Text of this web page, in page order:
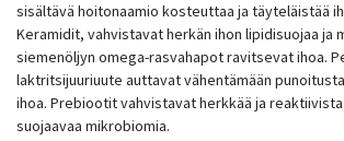
sisältävä hoitonaamio kosteuttaa ja täyteläistää
Keramidit, vahvistavat herkän ihon lipidisuojaa ja
siemenöljyn omega-rasvahapot ravitsevat ihoa.
laktritsijuuriuute auttavat vähentämään
ihoa. Prebiootit vahvistavat herkkää ja
suojaavaa mikrobiomia.